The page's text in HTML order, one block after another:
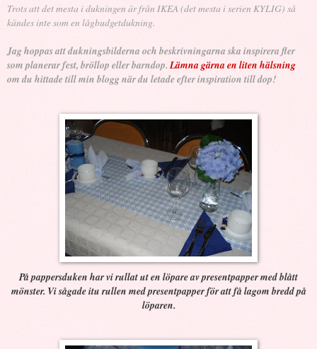
Trots att det mesta i dukningen är från IKEA (det mesta i serien KYLIG) så
kändes inte som en lågbudgetdukning.
Jag hoppas att dukningsbilderna och beskrivningarna ska inspirera fler
som planerar fest, bröllop eller barndop. Lämna gärna en liten hälsning
om du hittade till min blogg när du letade efter inspiration till dop!
På pappersduken har vi rullat ut en löpare av presentpapper med blått
mönster. Vi sågade itu rullen med presentpapper för att få lagom bredd på
löparen.